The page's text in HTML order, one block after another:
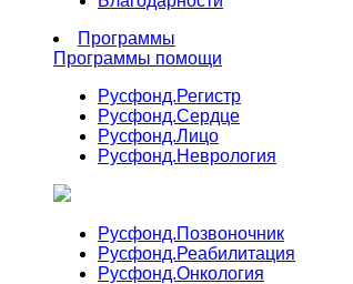
Программы
Программы помощи
Русфонд.Регистр
Русфонд.Сердце
Русфонд.Лицо
Русфонд.Неврология
Русфонд.Позвоночник
Русфонд.Реабилитация
Русфонд.Онкология